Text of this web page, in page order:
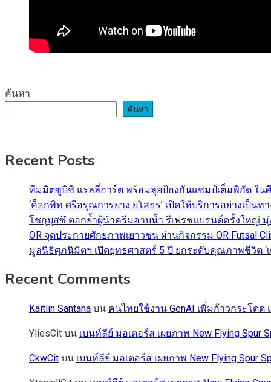
ค้นหา
ค้นหา
Recent Posts
ทีมมิตซูบิชิ แรลลี่อาร์ต พร้อมลุยป้องกันแชมป์เต็มพิกัด ใน
‘ค็อกพิท ศรีอรุณการยาง ยโสธร’ เปิดให้บริการอย่างเป็น
โชกุบุสซึ ตอกย้ำผู้นำครีมอาบน้ำ รีเฟรชแบรนด์ครั้งใหญ่ มุ่
OR จุดประกายศักยภาพเยาวชน ผ่านกิจกรรม OR Futsal
มูลนิธิศุภนิมิตฯ เปิดยุทธศาสตร์ 5 ปี ยกระดับคุณภาพชีวิต
Recent Comments
Kaitlin Santana บน คนไทยใช้งาน GenAI เพิ่มก้าวกระโด
YliesCit บน เบนท์ลีย์ มอเตอร์ส เผยภาพ New Flying
CkwCit บน เบนท์ลีย์ มอเตอร์ส เผยภาพ New Flying Spur